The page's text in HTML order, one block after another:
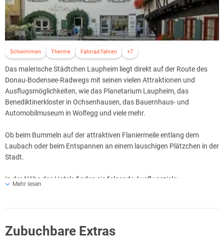
Schwimmen Therme Fahrrad fahren +7
Das malerische Städtchen Laupheim liegt direkt auf der Route des
Donau-Bodensee-Radwegs mit seinen vielen Attraktionen und
Ausflugsmöglichkeiten, wie das Planetarium Laupheim, das
Benediktinerkloster in Ochsenhausen, das Bauernhaus- und
Automobilmuseum in Wolfegg und viele mehr.
Ob beim Bummeln auf der attraktiven Flaniermeile entlang dem
Laubach oder beim Entspannen an einem lauschigen Plätzchen in der
Stadt.
In der Nähe des Hotels finden sie folgende Ausflugsziele:
Museum zur Geschichte von Christen und Juden: 1 km
Mehr lesen
Zubuchbare Extras